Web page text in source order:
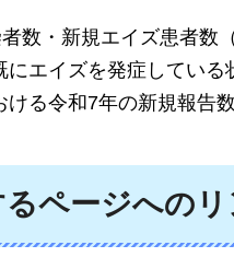
数・新規エイズ患者数
にエイズを発症している
ける令和7年の新規報告
るページへのリ